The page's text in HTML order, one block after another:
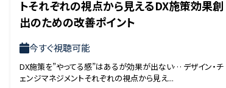
トそれぞれの視点から見えるDX施策効果創
出のための改善ポイント
今すぐ視聴可能
DX施策を”やってる感”はあるが効果が出ない… デザイン・チ
ェンジマネジメントそれぞれの視点から見え...